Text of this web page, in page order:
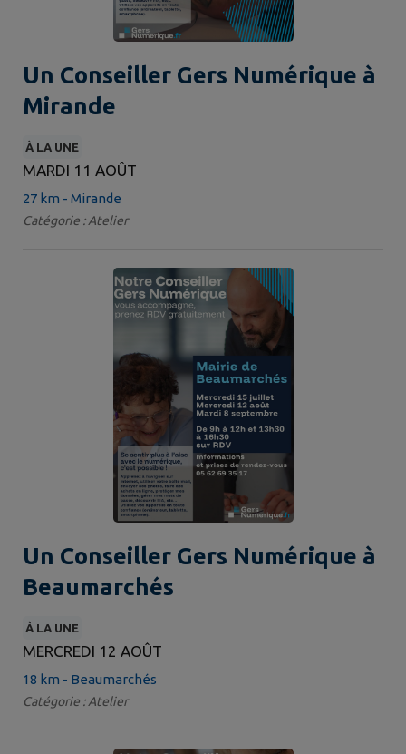
Un Conseiller Gers Numérique à
Mirande
À LA UNE
MARDI 11 AOÛT
27 km - Mirande
Catégorie : Atelier
Un Conseiller Gers Numérique à
Beaumarchés
À LA UNE
MERCREDI 12 AOÛT
18 km - Beaumarchés
Catégorie : Atelier